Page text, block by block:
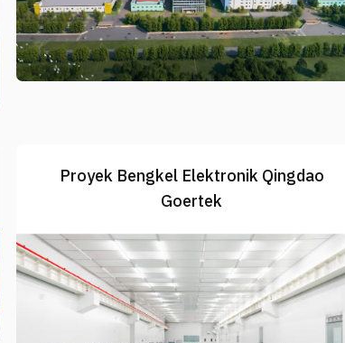
Proyek Bengkel Elektronik Qingdao
Goertek